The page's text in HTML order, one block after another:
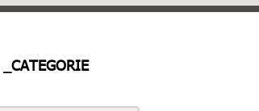
_CATEGORIE